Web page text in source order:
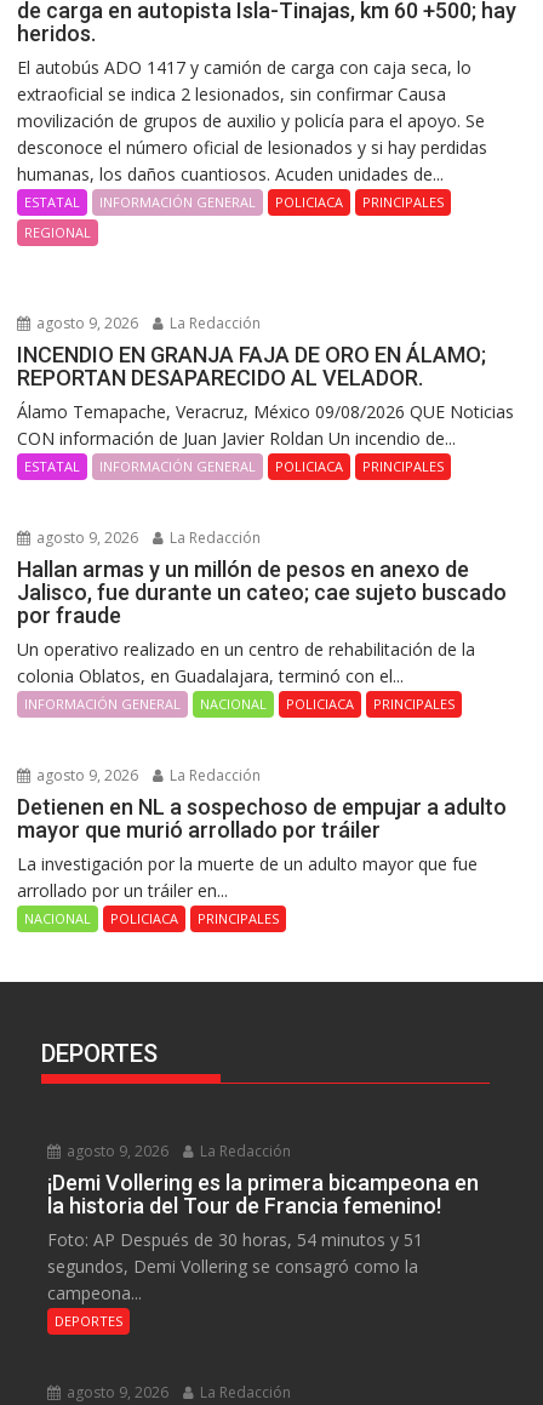
de carga en autopista Isla-Tinajas, km 60 +500; hay
heridos.
El autobús ADO 1417 y camión de carga con caja seca, lo
extraoficial se indica 2 lesionados, sin confirmar Causa
movilización de grupos de auxilio y policía para el apoyo. Se
desconoce el número oficial de lesionados y si hay perdidas
humanas, los daños cuantiosos. Acuden unidades de...
ESTATAL INFORMACIÓN GENERAL POLICIACA
PRINCIPALES
REGIONAL
agosto 9, 2026 La Redacción
INCENDIO EN GRANJA FAJA DE ORO EN ÁLAMO;
REPORTAN DESAPARECIDO AL VELADOR.
Álamo Temapache, Veracruz, México 09/08/2026 QUE Noticias
CON información de Juan Javier Roldan Un incendio de...
ESTATAL INFORMACIÓN GENERAL POLICIACA PRINCIPALES
agosto 9, 2026 La Redacción
Hallan armas y un millón de pesos en anexo de
Jalisco, fue durante un cateo; cae sujeto buscado
por fraude
Un operativo realizado en un centro de rehabilitación de la
colonia Oblatos, en Guadalajara, terminó con el...
INFORMACIÓN GENERAL NACIONAL POLICIACA PRINCIPALES
agosto 9, 2026 La Redacción
Detienen en NL a sospechoso de empujar a adulto
mayor que murió arrollado por tráiler
La investigación por la muerte de un adulto mayor que fue
arrollado por un tráiler en...
NACIONAL POLICIACA PRINCIPALES
DEPORTES
agosto 9, 2026 La Redacción
¡Demi Vollering es la primera bicampeona en
la historia del Tour de Francia femenino!
Foto: AP Después de 30 horas, 54 minutos y 51
segundos, Demi Vollering se consagró como la
campeona...
DEPORTES
agosto 9, 2026 La Redacción